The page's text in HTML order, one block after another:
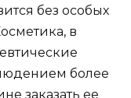
без особых
в
более
заказать ее